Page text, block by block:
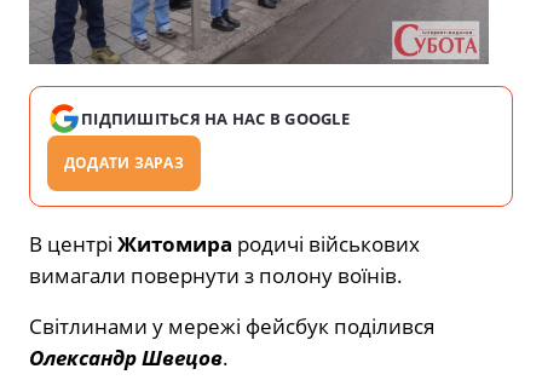
ПІДПИШІТЬСЯ НА НАС В GOOGLE
ДОДАТИ ЗАРАЗ
В центрі Житомира родичі військових
вимагали повернути з полону воїнів.
Світлинами у мережі фейсбук поділився
Олександр Швецов.